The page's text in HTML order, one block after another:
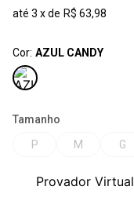
até 3 x de R$ 63,98
Cor: AZUL CANDY
Tamanho
P
M G
Provador Virtual